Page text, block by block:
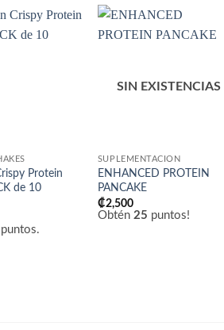
Protein
de 10
puntos.
de
deseos
SIN EXISTENCIAS
SUPLEMENTACIÓN
ENHANCED PROTEIN
PANCAKE
₡2,500
Obtén 25 puntos!